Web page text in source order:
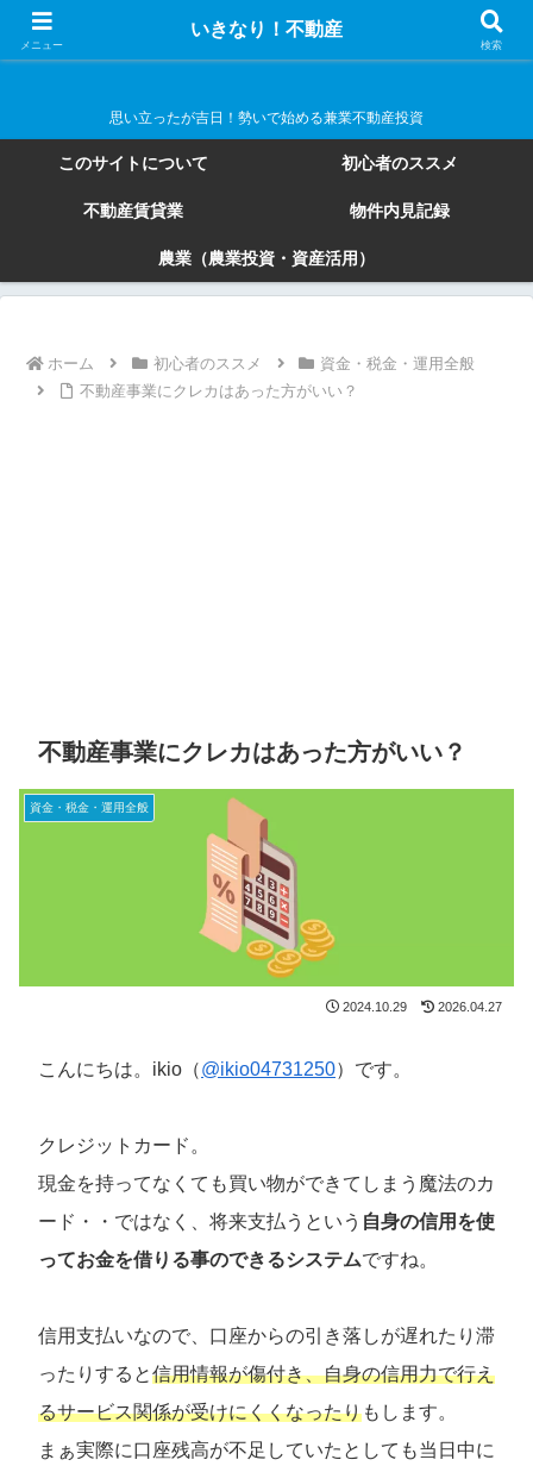
いきなり！不動産
思い立ったが吉日！勢いで始める兼業不動産投資
このサイトについて 初心者のススメ
不動産賃貸業 物件内見記録
農業（農業投資・資産活用）
ホーム 初心者のススメ
資金・税金・運用全般
不動産事業にクレカはあった方がいい？
不動産事業にクレカはあった方がいい？
資金・税金・運用全般
2024.10.29 2026.04.27
こんにちは。ikio（@ikio04731250）です。
クレジットカード。
現金を持ってなくても買い物ができてしまう魔法のカ
ード・・ではなく、将来支払うという 自身の信用を使
ってお金を借りる事のできるシステムですね。
信用支払いなので、口座からの引き落しが遅れたり滞
ったりすると信用情報が傷付き、自身の信用力で行え
るサービス関係が受けにくくなったりもします。
まぁ実際に口座残高が不足していたとしても当日中に
メニュー
いきなり！不動産
検索